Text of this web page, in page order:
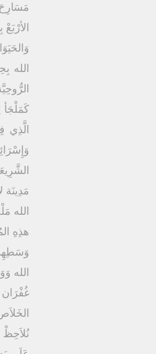
الله
كَمَلْجَأ
الَّذِي
مَدِينَة
الله
هذِهِ
الله
غُفْرَان
نُلاَحِظْ